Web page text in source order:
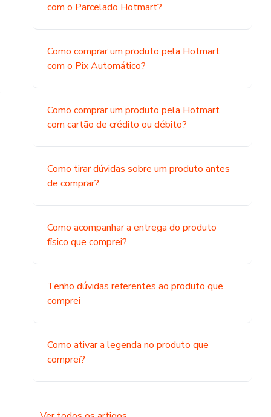
com o Parcelado Hotmart?
Como comprar um produto pela Hotmart
com o Pix Automático?
Como comprar um produto pela Hotmart
com cartão de crédito ou débito?
Como tirar dúvidas sobre um produto antes
de comprar?
Como acompanhar a entrega do produto
físico que comprei?
Tenho dúvidas referentes ao produto que
comprei
Como ativar a legenda no produto que
comprei?